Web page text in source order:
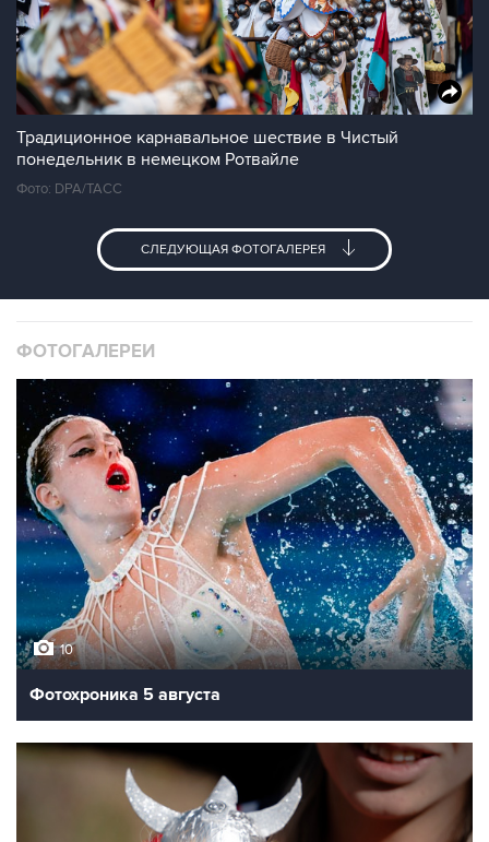
Традиционное карнавальное шествие в Чистый
понедельник в немецком Ротвайле
Фото: DPA/ТАСС
СЛЕДУЮЩАЯ ФОТОГАЛЕРЕЯ
ФОТОГАЛЕРЕИ
10
Фотохроника 5 августа